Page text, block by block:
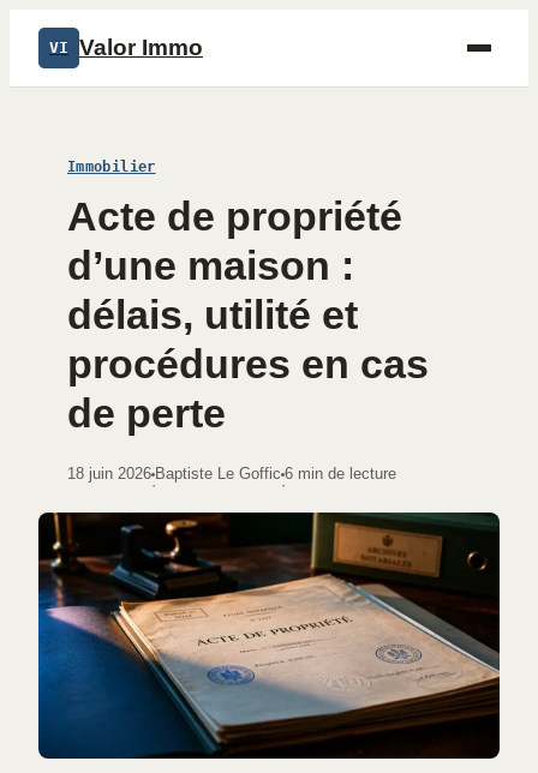
VI Valor Immo
Immobilier
Acte de propriété
d’une maison :
délais, utilité et
procédures en cas
de perte
18 juin 2026
·
Baptiste Le Goffic
·
6 min de lecture